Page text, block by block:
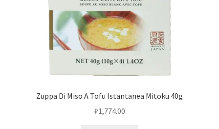
Zuppa Di Miso A Tofu Istantanea Mitoku 40g
₽1,774.00